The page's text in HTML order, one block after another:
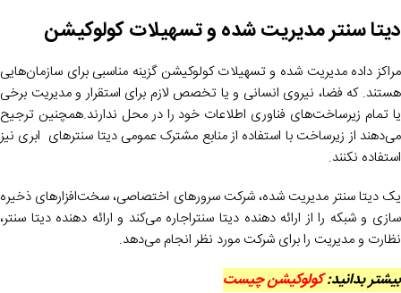
دیتا سنترمدیریت شده و تسهیلات کولوکیشن
مراکز داده مدیریت شده و تسهیلات کولوکیشن گزینه‌ مناسبی برای سازمان‌هایی
هستند. که فضا، نیروی انسانی و یا تخصص لازم برای استقرار و مدیریت برخی
یا تمام زیرساخت‌های فناوری اطلاعات خود را در محل ندارند.همچنین ترجیح
می‌دهند از زیرساخت با استفاده از منابع مشترک عمومی دیتا سنترهای ابری نیز
استفاده نکنند.
یک دیتا سنتر مدیریت شده، شرکت سرورهای اختصاصی، سخت‌افزارهای ذخیره‌
سازی و شبکه را از ارائه‌ دهنده دیتا سنتراجاره می‌کند و ارائه ‌دهنده دیتا سنتر،
نظارت و مدیریت را برای شرکت مورد نظر انجام می‌دهد.
بیشتر بدانید:کولوکیشن چیست